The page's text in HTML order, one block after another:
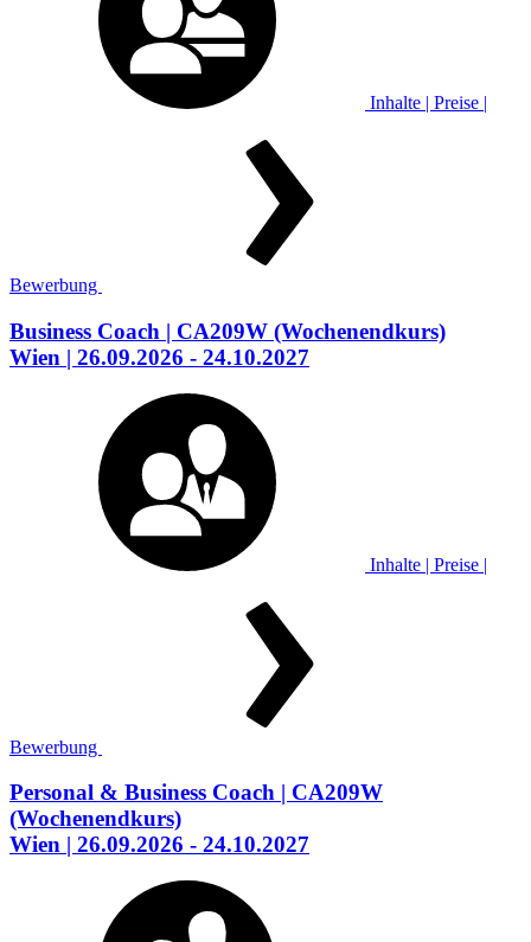
Inhalte | Preise |
Bewerbung
Business Coach | CA209W (Wochenendkurs)
Wien | 26.09.2026 - 24.10.2027
Inhalte | Preise |
Bewerbung
Personal & Business Coach | CA209W
(Wochenendkurs)
Wien | 26.09.2026 - 24.10.2027